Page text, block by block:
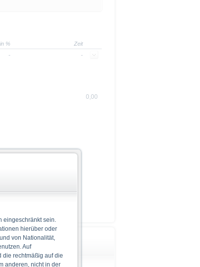
% Zeit
- -
0,00
Hinweise
sein.
hierüber oder
von Nationalität,
Auf
die rechtmäßig auf die
anderen, nicht in der